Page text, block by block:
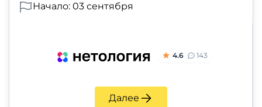
Начало: 03 сентября
4.6 143
Далее